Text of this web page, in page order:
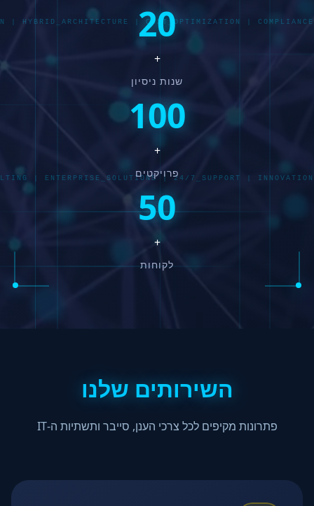
| HYBRID_ARCHITECTURE | COST_OPTIMIZATION | COMPLIANCE
| ENTERPRISE_SOLUTIONS | 24/7_SUPPORT | INNOVATION
20
+
שנות ניסיון
100
+
פרויקטים
50
+
לקוחות
השירותים שלנו
פתרונות מקיפים לכל צרכי הענן, סייבר ותשתיות ה-IT